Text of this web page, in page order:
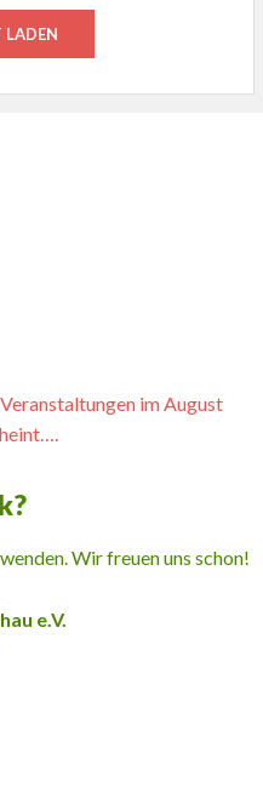
LADEN
im August
Wir freuen uns schon!
e.V.